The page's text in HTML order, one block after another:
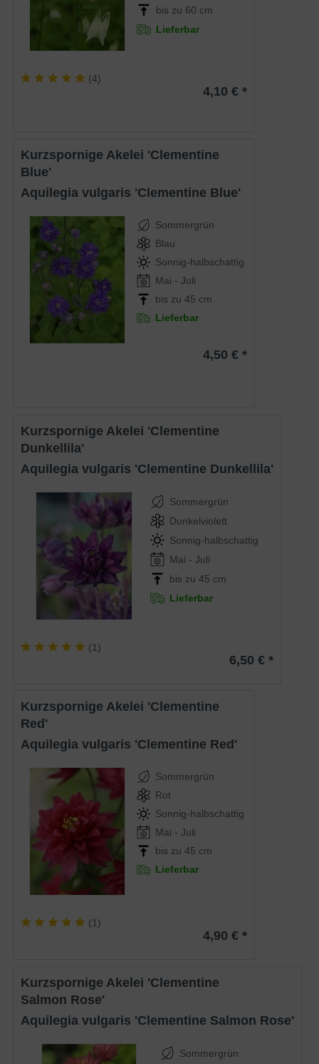
bis zu 60 cm
Lieferbar
(4)
4,10 € *
Kurzspornige Akelei 'Clementine
Blue'
Aquilegia vulgaris 'Clementine Blue'
Sommergrün
Blau
Sonnig-halbschattig
Mai - Juli
bis zu 45 cm
Lieferbar
4,50 € *
Kurzspornige Akelei 'Clementine
Dunkellila'
Aquilegia vulgaris 'Clementine Dunkellila'
Sommergrün
Dunkelviolett
Sonnig-halbschattig
Mai - Juli
bis zu 45 cm
Lieferbar
(1)
6,50 € *
Kurzspornige Akelei 'Clementine
Red'
Aquilegia vulgaris 'Clementine Red'
Sommergrün
Rot
Sonnig-halbschattig
Mai - Juli
bis zu 45 cm
Lieferbar
(1)
4,90 € *
Kurzspornige Akelei 'Clementine
Salmon Rose'
Aquilegia vulgaris 'Clementine Salmon Rose'
Sommergrün